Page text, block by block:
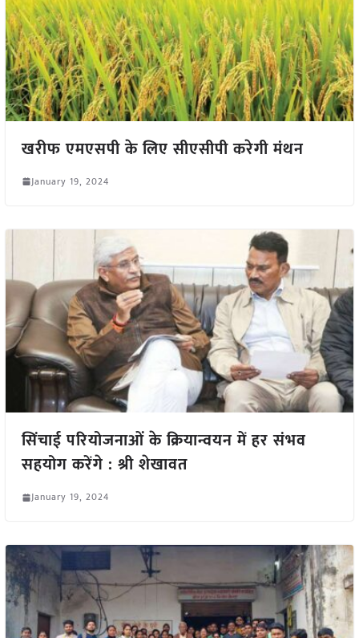
खरीफ एमएसपी के लिए सीएसीपी करेगी मंथन
January 19, 2024
सिंचाई परियोजनाओं के क्रियान्वयन में हर संभव
सहयोग करेंगे : श्री शेखावत
January 19, 2024